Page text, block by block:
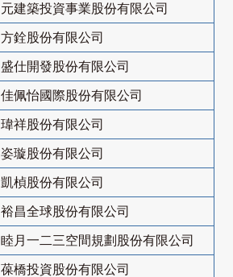
元建築投資事業股份有限公司
方銓股份有限公司
盛仕開發股份有限公司
佳佩怡國際股份有限公司
瑋祥股份有限公司
姿璇股份有限公司
凱楨股份有限公司
裕昌全球股份有限公司
睦月一二三空間規劃股份有限公司
葆橋投資股份有限公司